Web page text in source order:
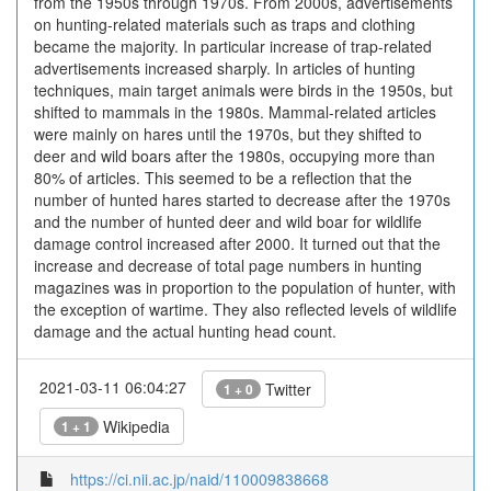
on hunting-related materials such as traps and clothing
became the majority. In particular increase of trap-related
advertisements increased sharply. In articles of hunting
techniques, main target animals were birds in the 1950s, but
shifted to mammals in the 1980s. Mammal-related articles
were mainly on hares until the 1970s, but they shifted to
deer and wild boars after the 1980s, occupying more than
80% of articles. This seemed to be a reflection that the
number of hunted hares started to decrease after the 1970s
and the number of hunted deer and wild boar for wildlife
damage control increased after 2000. It turned out that the
increase and decrease of total page numbers in hunting
magazines was in proportion to the population of hunter, with
the exception of wartime. They also reflected levels of wildlife
damage and the actual hunting head count.
2021-03-11 06:04:27 1 + 0 Twitter
1 + 1 Wikipedia
https://ci.nii.ac.jp/naid/110009838668